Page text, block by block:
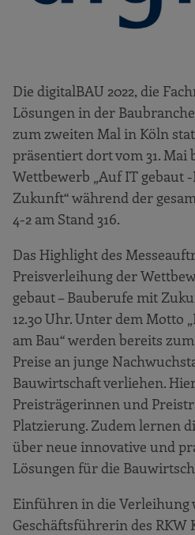
Die digitalBAU 2022, die
Lösungen in der
zum zweiten Mal in Köln
präsentiert dort vom 31. Mai
Wettbewerb „Auf IT gebaut
Zukunft“ während der
4-2 am Stand 316.
Das Highlight des
Preisverleihung der
gebaut – Bauberufe mit
12.30 Uhr. Unter dem Motto
am Bau“ werden bereits
Preise an junge
Bauwirtschaft verliehen.
Preisträgerinnen und
Platzierung. Zudem lernen
über neue innovative und
Lösungen für die
Einführen in die Verleihung
Geschäftsführerin des